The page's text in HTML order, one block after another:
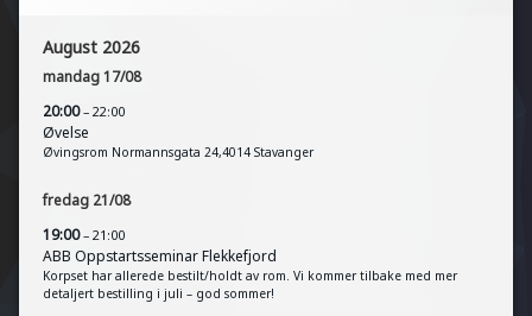
August 2026
mandag17/08
20:00– 22:00
Øvelse
Øvingsrom Normannsgata 24,4014 Stavanger
fredag 21/08
19:00– 21:00
ABB Oppstartsseminar Flekkefjord
Korpset har allerede bestilt/holdt av rom. Vi kommer tilbake med mer
detaljert bestilling i juli – god sommer!